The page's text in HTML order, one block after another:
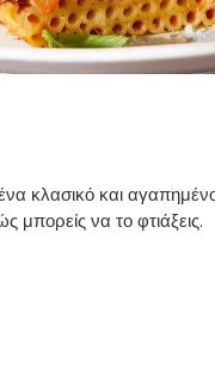
ένα κλασικό και
μπορείς να το φτιάξεις.